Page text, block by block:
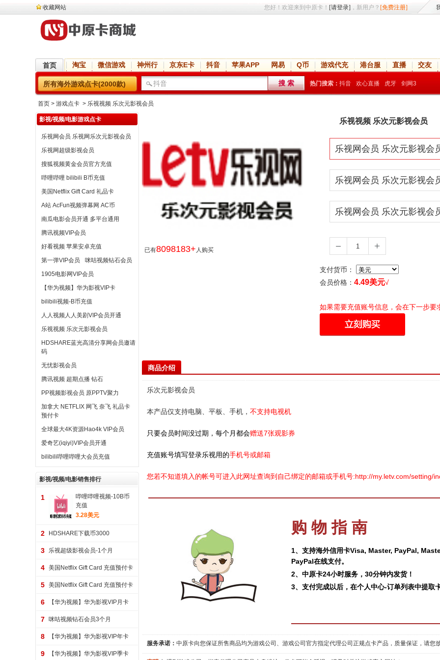
收藏网站 您好！欢迎来到中原卡！ [请登录] ，新用户？ [免费注册]
首页 淘宝 微信游戏 神州行 京东E卡 抖音 苹果APP 网易 Q币 游戏代充 港台服 直播 交友
所有海外游戏点卡(2000款) 热门搜索： 抖音 欢心直播 虎牙 剑网3
首页 > 游戏点卡 > 乐视视频 乐次元影视会员
乐视视频 乐次元影视会员
已有8098183+ 人购买
乐视网会员 乐次元影视会
乐视网会员 乐次元影视会
乐视网会员 乐次元影视会
支付货币：
会员价格： 4.49美元√
如果需要充值账号信息，会在下一步要
商品介绍
乐次元影视会员
本产品仅支持电脑、平板、手机， 不支持电视机
只要会员时间没过期，每个月都会赠送7张观影券
充值账号填写登录乐视用的手机号或邮箱
您若不知道填入的帐号可进入此网址查询到自己绑定的邮箱或手机号:http://my.letv.com/setting/
购 物 指 南
1、支持海外信用卡Visa, Master, PayPal,
PayPal在线支付。
2、中原卡24小时服务，30分钟内发货！
3、支付完成以后，在个人中心-订单列表中提取
服务承诺： 中原卡向您保证所售商品均为游戏公司、游戏公司官方指定代理公司正规点卡产品，质量保证，请您
影视/视频/电影游戏点卡
乐视网会员 乐视网乐次元影视会员
乐视网超级影视会员
搜狐视频黄金会员官方充值
哔哩哔哩 bilibili B币充值
美国Netflix Gift Card 礼品卡
A站 AcFun视频弹幕网 AC币
南瓜电影会员开通 多平台通用
腾讯视频VIP会员
好看视频 苹果安卓充值
第一弹VIP会员
咪咕视频钻石会员
1905电影网VIP会员
【华为视频】华为影视VIP卡
bilibili视频-B币充值
人人视频人人美剧VIP会员开通
乐视视频 乐次元影视会员
HDSHARE蓝光高清分享网会员邀请
码
无忧影视会员
腾讯视频 超期点播 钻石
PP视频影视会员 原PPTV聚力
加拿大 NETFLIX 网飞 奈飞 礼品卡
预付卡
全球最大4K资源Hao4k VIP会员
爱奇艺(iqiyi)VIP会员开通
bilibili哔哩哔哩大会员充值
影视/视频/电影销售排行
1
哔哩哔哩视频-10B币
充值
3.28美元
2 HDSHARE下载币3000
3 乐视超级影视会员-1个月
4 美国Netflix Gift Card 充值预付卡
5 美国Netflix Gift Card 充值预付卡
6 【华为视频】华为影视VIP月卡
7 咪咕视频钻石会员3个月
8 【华为视频】华为影视VIP年卡
9 【华为视频】华为影视VIP季卡